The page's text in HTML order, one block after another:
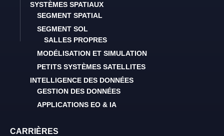
SYSTÈMES SPATIAUX
SEGMENT SPATIAL
SEGMENT SOL
SALLES PROPRES
MODÉLISATION ET SIMULATION
PETITS SYSTÈMES SATELLITES
INTELLIGENCE DES DONNÉES
GESTION DES DONNÉES
APPLICATIONS EO & IA
CARRIÈRES